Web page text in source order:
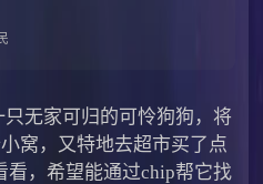
无家可归的可怜狗狗，将
窝，又特地去超市买了点
看，希望能通过chip帮它找